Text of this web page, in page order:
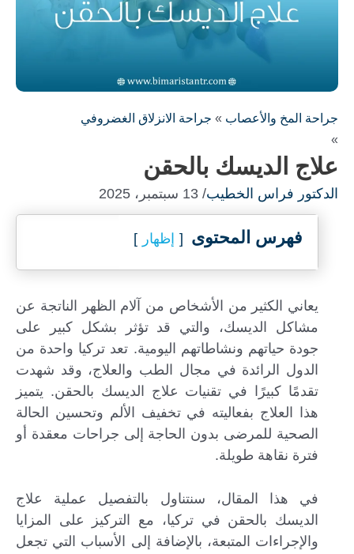
جراحة المخ والأعصاب » جراحة الانزلاق الغضروفي
»
علاج الديسك بالحقن
الدكتور فراس الخطيب/ 13 سبتمبر، 2025
فهرس المحتوى إظهار
يعاني الكثير من الأشخاص من آلام الظهر الناتجة عن
مشاكل الديسك، والتي قد تؤثر بشكل كبير على
جودة حياتهم ونشاطاتهم اليومية. تعد تركيا واحدة من
الدول الرائدة في مجال الطب والعلاج، وقد شهدت
تقدمًا كبيرًا في تقنيات علاج الديسك بالحقن. يتميز
هذا العلاج بفعاليته في تخفيف الألم وتحسين الحالة
الصحية للمرضى بدون الحاجة إلى جراحات معقدة أو
فترة نقاهة طويلة.
في هذا المقال، سنتناول بالتفصيل عملية علاج
الديسك بالحقن في تركيا، مع التركيز على المزايا
والإجراءات المتبعة، بالإضافة إلى الأسباب التي تجعل